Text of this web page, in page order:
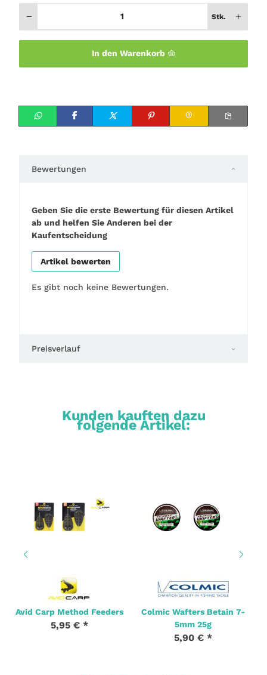
Stk.
In den Warenkorb
Bewertungen
Geben Sie die erste Bewertung für diesen Artikel
ab und helfen Sie Anderen bei der
Kaufentscheidung
Artikel bewerten
Es gibt noch keine Bewertungen.
Preisverlauf
Kunden kauften dazu
folgende Artikel:
Avid Carp Method Feeders
5,95 € *
Colmic Wafters Betain 7-
5mm 25g
5,90 € *